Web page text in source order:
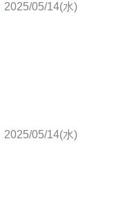
2025/05/14(水)
2025/05/14(水)